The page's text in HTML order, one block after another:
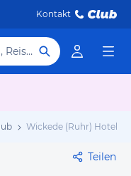
Kontakt
Hotel, Reiseziel
Wickede (Ruhr) Hotels
Teilen